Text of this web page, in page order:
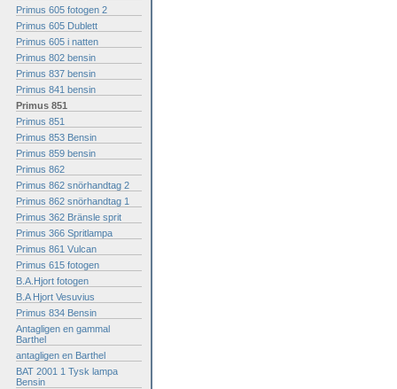
Primus 605 fotogen 2
Primus 605 Dublett
Primus 605 i natten
Primus 802 bensin
Primus 837 bensin
Primus 841 bensin
Primus 851
Primus 851
Primus 853 Bensin
Primus 859 bensin
Primus 862
Primus 862 snörhandtag 2
Primus 862 snörhandtag 1
Primus 362 Bränsle sprit
Primus 366 Spritlampa
Primus 861 Vulcan
Primus 615 fotogen
B.A.Hjort fotogen
B.A Hjort Vesuvius
Primus 834 Bensin
Antagligen en gammal
Barthel
antagligen en Barthel
BAT 2001 1 Tysk lampa
Bensin